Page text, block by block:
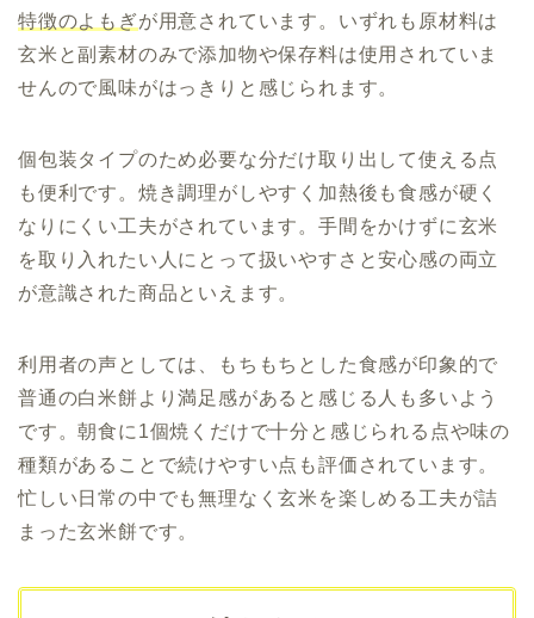
特徴のよもぎが用意されています。いずれも原材料は
玄米と副素材のみで添加物や保存料は使用されていま
せんので風味がはっきりと感じられます。
個包装タイプのため必要な分だけ取り出して使える点
も便利です。焼き調理がしやすく加熱後も食感が硬く
なりにくい工夫がされています。手間をかけずに玄米
を取り入れたい人にとって扱いやすさと安心感の両立
が意識された商品といえます。
利用者の声としては、もちもちとした食感が印象的で
普通の白米餅より満足感があると感じる人も多いよう
です。朝食に1個焼くだけで十分と感じられる点や味の
種類があることで続けやすい点も評価されています。
忙しい日常の中でも無理なく玄米を楽しめる工夫が詰
まった玄米餅です。